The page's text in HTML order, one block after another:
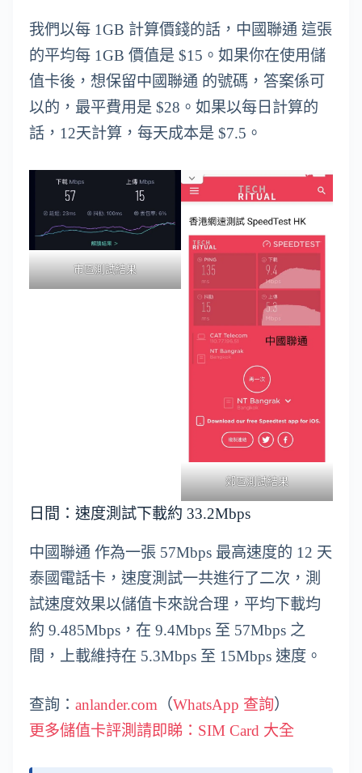
我們以每 1GB 計算價錢的話，中國聯通 這張
的平均每 1GB 價值是 $15。如果你在使用儲
值卡後，想保留中國聯通 的號碼，答案係可
以的，最平費用是 $28。如果以每日計算的
話，12天計算，每天成本是 $7.5。
市區測試結果
郊區測試結果
日間：速度測試下載約 33.2Mbps
中國聯通 作為一張 57Mbps 最高速度的 12 天
泰國電話卡，速度測試一共進行了二次，測
試速度效果以儲值卡來說合理，平均下載均
約 9.485Mbps，在 9.4Mbps 至 57Mbps 之
間，上載維持在 5.3Mbps 至 15Mbps 速度。
查詢： anlander.com （WhatsApp 查詢）
更多儲值卡評測請即睇：SIM Card 大全